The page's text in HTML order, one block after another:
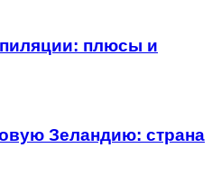
плюсы и
Зеландию: страна